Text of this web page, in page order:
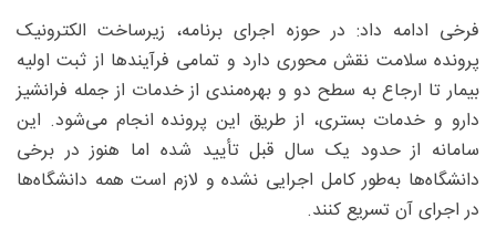
فرخی ادامه داد: در حوزه اجرای برنامه، زیرساخت الکترونیک
پرونده سلامت نقش محوری دارد و تمامی فرآیندها از ثبت اولیه
بیمار تا ارجاع به سطح دو و بهره‌مندی از خدمات از جمله فرانشیز
دارو و خدمات بستری، از طریق این پرونده انجام می‌شود. این
سامانه از حدود یک سال قبل تأیید شده اما هنوز در برخی
دانشگاه‌ها به‌طور کامل اجرایی نشده و لازم است همه دانشگاه‌ها
در اجرای آن تسریع کنند.